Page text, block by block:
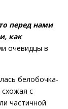
перед нами
как
очевидцы в
белобочка-
схожая с
частичной